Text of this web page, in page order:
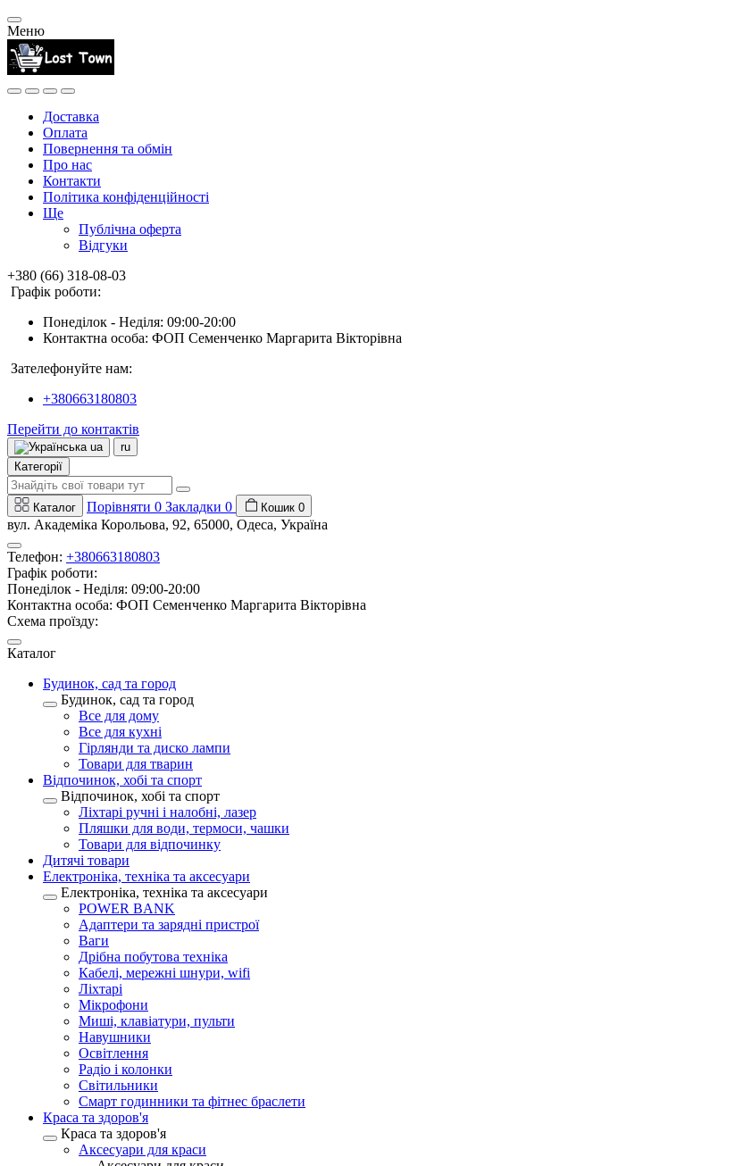
Меню
Доставка
Оплата
Повернення та обмін
Про нас
Контакти
Політика конфіденційності
Ще
Публічна оферта
Відгуки
+380 (66) 318-08-03
Графік роботи:
Понеділок - Неділя: 09:00-20:00
Контактна особа: ФОП Семенченко Маргарита Вікторівна
Зателефонуйте нам:
+380663180803
Перейти до контактів
ua
ru
Категорії
Каталог Порівняти 0 Закладки 0 Кошик 0
вул. Академіка Корольова, 92, 65000, Одеса, Україна
Телефон: +380663180803
Графік роботи:
Понеділок - Неділя: 09:00-20:00
Контактна особа: ФОП Семенченко Маргарита Вікторівна
Схема проїзду:
Каталог
Будинок, сад та город
Будинок, сад та город
Все для дому
Все для кухні
Гірлянди та диско лампи
Товари для тварин
Відпочинок, хобі та спорт
Відпочинок, хобі та спорт
Ліхтарі ручні і налобні, лазер
Пляшки для води, термоси, чашки
Товари для відпочинку
Дитячі товари
Електроніка, техніка та аксесуари
Електроніка, техніка та аксесуари
POWER BANK
Адаптери та зарядні пристрої
Ваги
Дрібна побутова техніка
Кабелі, мережні шнури, wifi
Ліхтарі
Мікрофони
Миші, клавіатури, пульти
Навушники
Освітлення
Радіо і колонки
Світильники
Смарт годинники та фітнес браслети
Краса та здоров'я
Краса та здоров'я
Аксесуари для краси